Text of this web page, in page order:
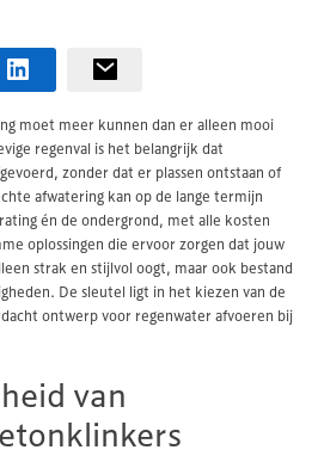
moet meer kunnen dan er alleen mooi
regenval is het belangrijk dat
zonder dat er plassen ontstaan of
afwatering kan op de lange termijn
én de ondergrond, met alle kosten
oplossingen die ervoor zorgen dat jouw
strak en stijlvol oogt, maar ook bestand
De sleutel ligt in het kiezen van de
ontwerp voor regenwater afvoeren bij
van